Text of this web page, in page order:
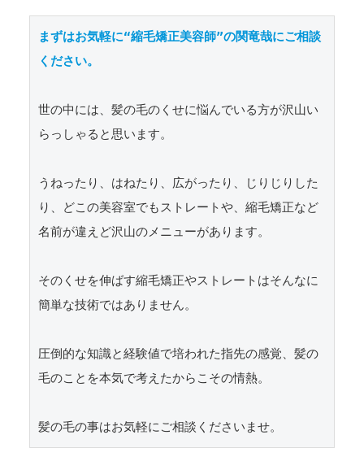
まずはお気軽に“縮毛矯正美容師”の関竜哉にご相談
ください。
世の中には、髪の毛のくせに悩んでいる方が沢山い
らっしゃると思います。
うねったり、はねたり、広がったり、じりじりした
り、どこの美容室でもストレートや、縮毛矯正など
名前が違えど沢山のメニューがあります。
そのくせを伸ばす縮毛矯正やストレートはそんなに
簡単な技術ではありません。
圧倒的な知識と経験値で培われた指先の感覚、髪の
毛のことを本気で考えたからこその情熱。
髪の毛の事はお気軽にご相談くださいませ。